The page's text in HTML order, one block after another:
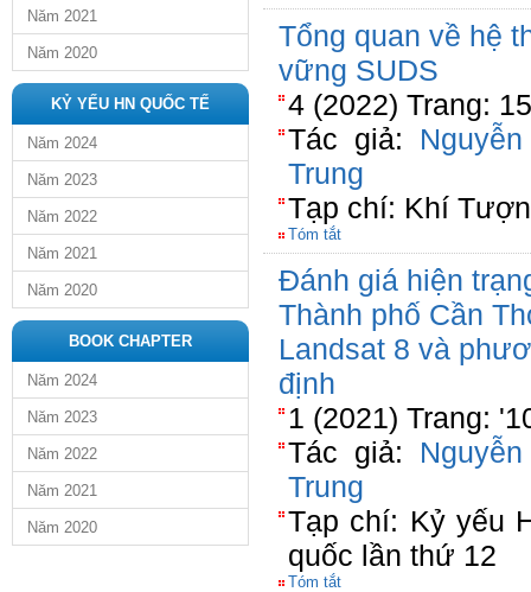
Năm 2021
Năm 2020
KỶ YẾU HN QUỐC TẾ
Năm 2024
Năm 2023
Năm 2022
Năm 2021
Năm 2020
BOOK CHAPTER
Năm 2024
Năm 2023
Năm 2022
Năm 2021
Năm 2020
Tổng quan về hệ
vững SUDS
4 (2022) Trang:
Tác giả:
Trung
Tạp chí: Khí
Tóm tắt
Đánh giá hiện
Thành phố Cần
Landsat 8 và
định
1 (2021) Trang:
Tác giả:
Trung
Tạp chí: Kỷ yếu
quốc lần thứ 12
Tóm tắt